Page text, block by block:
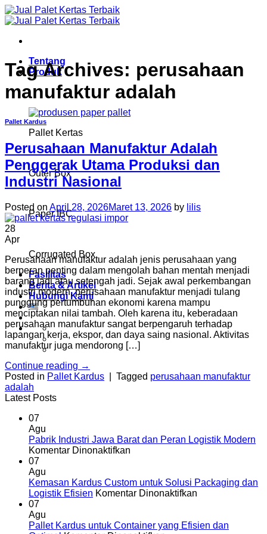
Skip
to
Tentang
Produk
Pallet Kertas
Outer Box
Paper IBC
Corrugated Box
Fasilitas
Berita & Artikel
Hubungi Kami
Tag Archives: perusahaan
manufaktur adalah
Pallet Kardus
Perusahaan Manufaktur Adalah
Penggerak Utama Produksi dan
Industri Nasional
Posted on April 28, 2026Maret 13, 2026 by lilis
28
Apr
Perusahaan manufaktur adalah jenis perusahaan yang
berperan penting dalam mengolah bahan mentah menjadi
barang jadi atau setengah jadi. Sejak awal perkembangan
industri modern, perusahaan manufaktur menjadi tulang
punggung pertumbuhan ekonomi karena mampu
menciptakan nilai tambah. Oleh karena itu, keberadaan
perusahaan manufaktur sangat berpengaruh terhadap
lapangan kerja, ekspor, dan daya saing nasional. Aktivitas
manufaktur juga mendorong […]
Continue reading →
Posted in Pallet Kardus Tagged perusahaan manufaktur
adalah
Latest Posts
07
Agu
Pabrik Industri Jawa Barat dan Peran Logistik Modern
Komentar Dinonaktifkan
Jawa
Barat
Logistik
07
Agu
Kemasan Kardus Custom untuk Solusi Packaging dan
Logistik Efisien Komentar Dinonaktifkan
Custom
07
Agu
Pallet Kardus untuk Container yang Efisien dan